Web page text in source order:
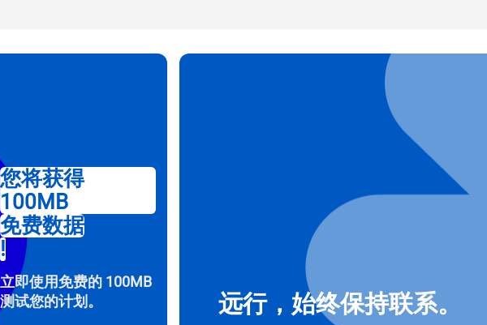
您将获得
100MB
免费数据
!
立即使用免费的 100MB
测试您的计划。
远行，始终保持联系。
Español
العربية
TWD - 新台币
JPY - 日元 (¥)